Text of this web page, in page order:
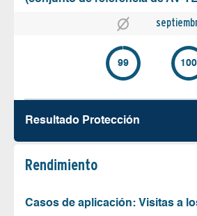
99 100
Resultado Protección
Rendimiento
Casos de aplicación: Visitas a